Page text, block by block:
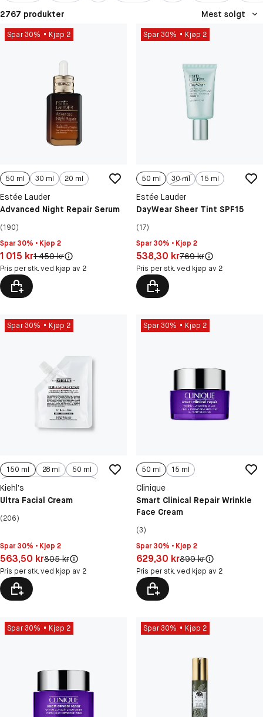
2767 produkter Mest solgt
Spar 30% Kjøp 2
50 ml 30 ml 20 ml
Estée Lauder
Advanced Night Repair Serum
(190)
Spar 30% • Kjøp 2
Pris: 1 015 kr
1 015 krOriginal pris:
1 450 kr
Pris per stk. ved kjøp av 2
Spar 30% Kjøp 2
50 ml 30 ml 15 ml
Estée Lauder
DayWear Sheer Tint SPF15
(17)
Spar 30% • Kjøp 2
Pris: 538,30 kr
538,30 krOriginal pris:
769 kr
Pris per stk. ved kjøp av 2
Spar 30% Kjøp 2
150 ml 28 ml
50 ml
Kiehl’s
Ultra Facial Cream
(206)
Spar 30% • Kjøp 2
Pris: 563,50 kr
563,50 krOriginal pris:
805 kr
Pris per stk. ved kjøp av 2
Spar 30% Kjøp 2
50 ml 15 ml
Clinique
Smart Clinical Repair Wrinkle
Face Cream
(3)
Spar 30% • Kjøp 2
Pris: 629,30 kr
629,30 krOriginal pris:
899 kr
Pris per stk. ved kjøp av 2
Spar 30% Kjøp 2 Spar 30% Kjøp 2